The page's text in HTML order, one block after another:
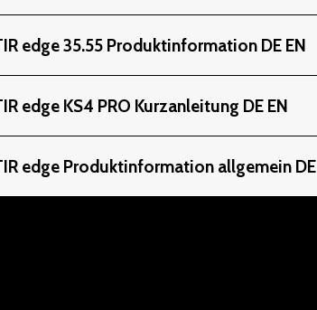
edge 35.55 Produktinformation DE EN
edge KS4 PRO Kurzanleitung DE EN
edge Produktinformation allgemein DE